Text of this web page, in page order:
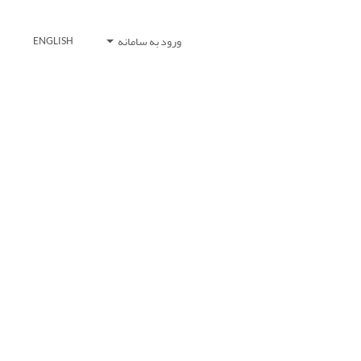
ورود به سامانه ENGLISH